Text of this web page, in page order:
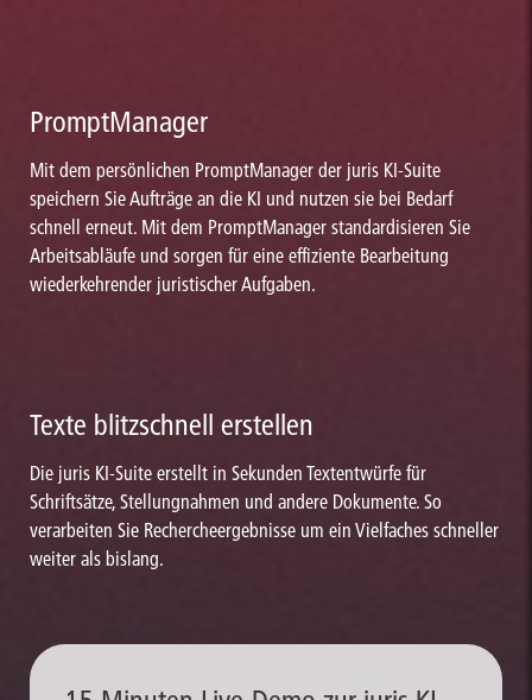
PromptManager
Mit dem persönlichen PromptManager der juris KI-Suite
speichern Sie Aufträge an die KI und nutzen sie bei Bedarf
schnell erneut. Mit dem PromptManager standardisieren Sie
Arbeitsabläufe und sorgen für eine effiziente Bearbeitung
wiederkehrender juristischer Aufgaben.
Texte blitzschnell erstellen
Die juris KI-Suite erstellt in Sekunden Textentwürfe für
Schriftsätze, Stellungnahmen und andere Dokumente. So
verarbeiten Sie Rechercheergebnisse um ein Vielfaches schneller
weiter als bislang.